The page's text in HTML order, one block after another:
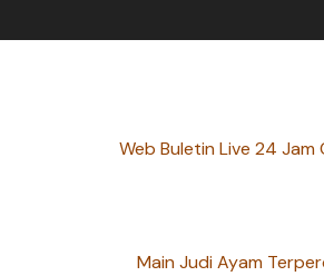
Web Buletin Live 24 Jam
Main Judi Ayam